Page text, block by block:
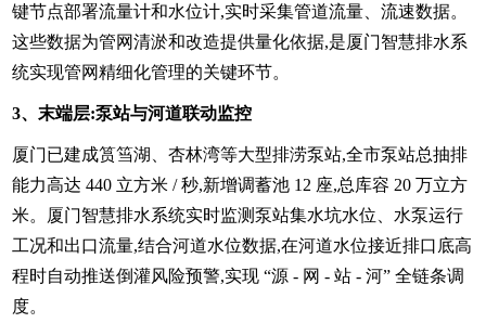
键节点部署流量计和水位计,实时采集管道流量、流速数据。
这些数据为管网清淤和改造提供量化依据,是厦门智慧排水系
统实现管网精细化管理的关键环节。
3、末端层:泵站与河道联动监控
厦门已建成筼筜湖、杏林湾等大型排涝泵站,全市泵站总抽排
能力高达 440 立方米 / 秒,新增调蓄池 12 座,总库容 20 万立方
米。厦门智慧排水系统实时监测泵站集水坑水位、水泵运行
工况和出口流量,结合河道水位数据,在河道水位接近排口底高
程时自动推送倒灌风险预警,实现 “源 - 网 - 站 - 河” 全链条调
度。